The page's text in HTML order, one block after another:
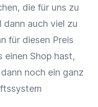
die für uns zu
dann auch viel zu
für diesen Preis
Shop hast,
noch ein ganz